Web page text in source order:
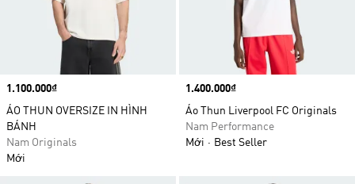
Price
1.100.000₫
ÁO THUN OVERSIZE IN HÌNH
BÁNH
Nam Originals
Mới
Price
1.400.000₫
Áo Thun Liverpool FC Originals
Nam Performance
Mới
Best Seller